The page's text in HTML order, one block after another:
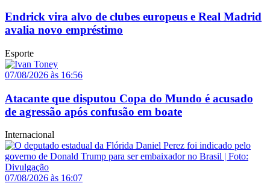
Endrick vira alvo de clubes europeus e Real Madrid
avalia novo empréstimo
Esporte
07/08/2026 às 16:56
Atacante que disputou Copa do Mundo é acusado
de agressão após confusão em boate
Internacional
07/08/2026 às 16:07